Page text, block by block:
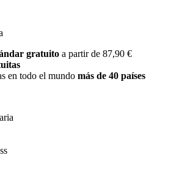
gratuito a partir de 87,90 €
en todo el mundo más de 40 países